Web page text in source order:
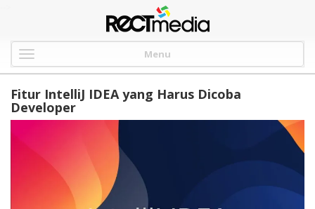
Menu
Fitur IntelliJ IDEA yang Harus Dicoba
Developer